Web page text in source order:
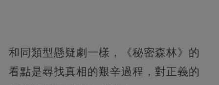
和同類型懸疑劇一樣，《秘密森林》的
看點是尋找真相的艱辛過程，對正義的